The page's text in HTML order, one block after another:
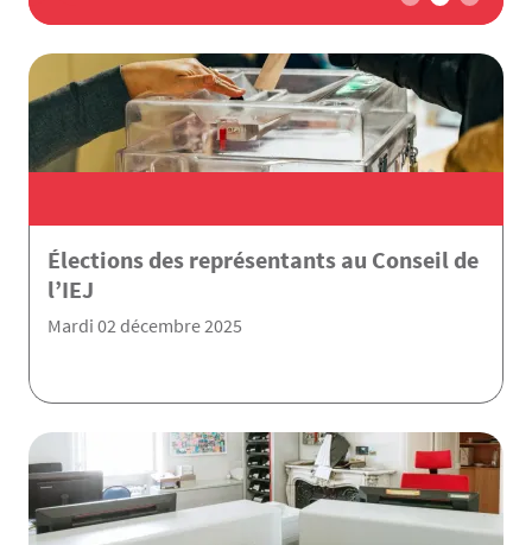
Élections des représentants au Conseil de
l’IEJ
Mardi 02 décembre 2025